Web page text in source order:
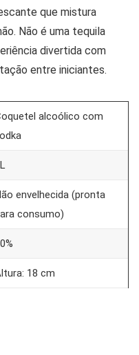
que mistura
Não é uma tequila
divertida com
entre iniciantes.
alcoólico com
envelhecida (pronta
consumo)
18 cm